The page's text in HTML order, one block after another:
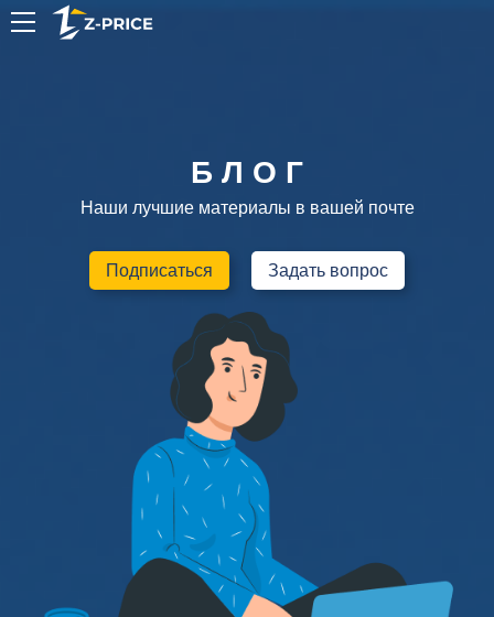
Б Л О Г
Наши лучшие материалы в вашей почте
Подписаться Задать вопрос